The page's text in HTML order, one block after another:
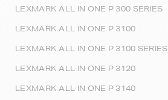
LEXMARK ALL IN ONE P 300 SERIES
LEXMARK ALL IN ONE P 3100
LEXMARK ALL IN ONE P 3100 SERIES
LEXMARK ALL IN ONE P 3120
LEXMARK ALL IN ONE P 3140